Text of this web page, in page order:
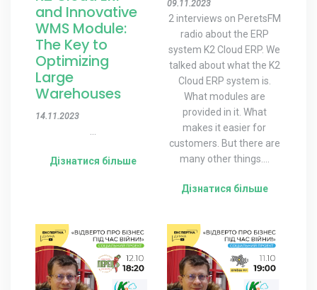
and Innovative
WMS Module:
The Key to
Optimizing
Large
Warehouses
14.11.2023
Дізнатися більше
09.11.2023
2 interviews on PeretsFM
radio about the ERP
system K2 Cloud ERP. We
talked about what the K2
Cloud ERP system is.
What modules are
provided in it. What
makes it easier for
customers. But there are
many other things....
Дізнатися більше